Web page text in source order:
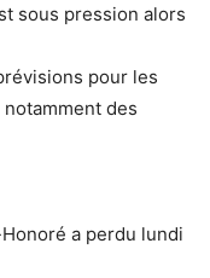
sous pression alors
pour les
des
a perdu lundi